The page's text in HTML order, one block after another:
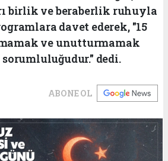
birlik ve beraberlik ruhuyla
davet ederek, "15
ve unutturmamak
dedi.
ABONE OL